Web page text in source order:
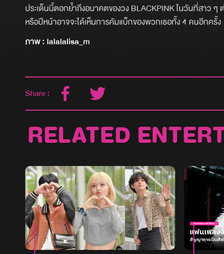
ประเด็นนี้ตอกย้ำถึงอนาคตของวง BLACKPINK ในวันที่สาว ๆ
หรือปีหน้าอาจจะได้เห็นการคัมแบ็กของพวกเธอทั้ง 4 คนอีกครั้ง
ภาพ : lalalalisa_m
Share :
RELATED